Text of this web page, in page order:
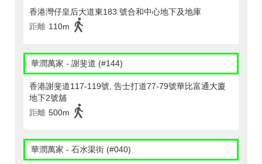
香港灣仔皇后大道東183 號合和中心地下及地庫
距離 110m
華潤萬家 - 謝斐道 (#144)
香港謝斐道117-119號, 告士打道77-79號華比富通大廈
地下2號舖
距離 500m
華潤萬家 - 石水渠街 (#040)